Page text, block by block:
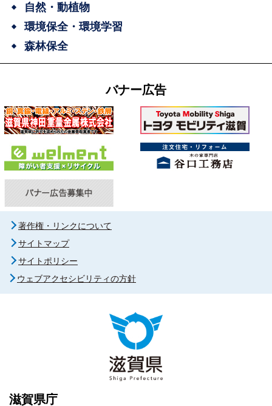
自然・動植物
環境保全・環境学習
森林保全
バナー広告
著作権・リンクについて
サイトマップ
サイトポリシー
ウェブアクセシビリティの方針
滋賀県庁